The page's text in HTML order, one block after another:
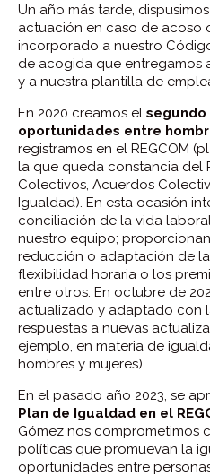
Un año más tarde,
actuación en caso de acoso
incorporado a nuestro
de acogida que entregamos
y a nuestra plantilla de
En 2020 creamos el segundo
oportunidades entre
registramos en el REGCOM
la que queda constancia del
Colectivos, Acuerdos
Igualdad). En esta ocasión
conciliación de la vida
nuestro equipo;
reducción o adaptación de
flexibilidad horaria o los
entre otros. En octubre de
actualizado y adaptado con
respuestas a nuevas
ejemplo, en materia de
hombres y mujeres).
En el pasado año 2023, se
Plan de Igualdad en el
Gómez nos comprometimos
políticas que promuevan la
oportunidades entre